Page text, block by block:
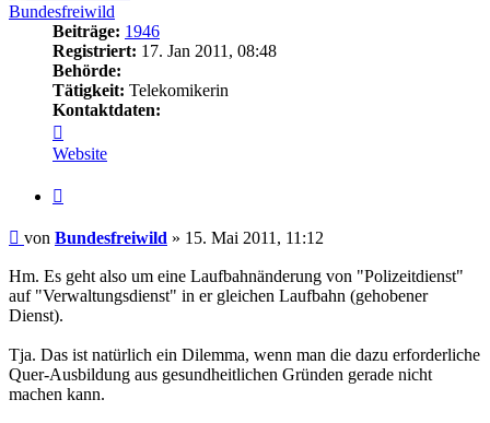
Bundesfreiwild
Beiträge: 1946
Registriert: 17. Jan 2011, 08:48
Behörde:
Tätigkeit: Telekomikerin
Kontaktdaten:
von
Bundesfreiwild
Website
Beitrag
von Bundesfreiwild » 15. Mai 2011, 11:12
Hm. Es geht also um eine Laufbahnänderung von "Polizeitdienst"
auf "Verwaltungsdienst" in er gleichen Laufbahn (gehobener
Dienst).
Tja. Das ist natürlich ein Dilemma, wenn man die dazu erforderliche
Quer-Ausbildung aus gesundheitlichen Gründen gerade nicht
machen kann.